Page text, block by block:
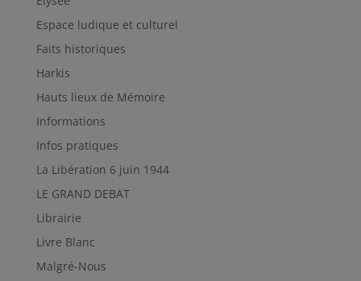
Espace ludique et culturel
Faits historiques
Harkis
Hauts lieux de Mémoire
Informations
Infos pratiques
La Libération 6 juin 1944
LE GRAND DEBAT
Librairie
Livre Blanc
Malgré-Nous